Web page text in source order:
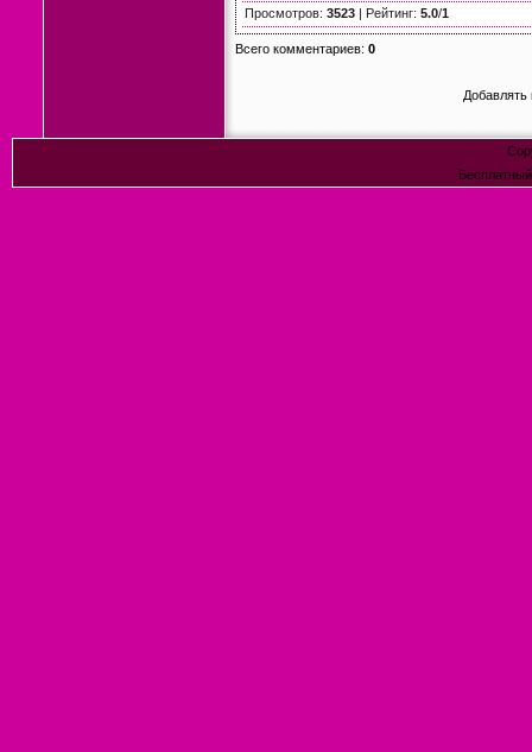
Просмотров: 3523 | Рейтинг: 5.0/1
Всего комментариев: 0
Добавлять